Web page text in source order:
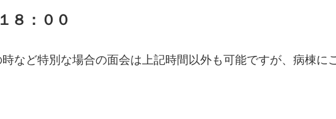
８：００
など特別な場合の面会は上記時間以外も可能ですが、病棟に